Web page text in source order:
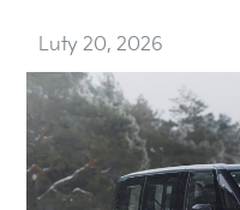
Luty 20, 2026